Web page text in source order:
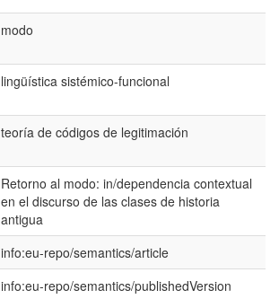
modo
lingüística sistémico-funcional
teoría de códigos de legitimación
Retorno al modo: in/dependencia contextual
en el discurso de las clases de historia
antigua
info:eu-repo/semantics/article
info:eu-repo/semantics/publishedVersion